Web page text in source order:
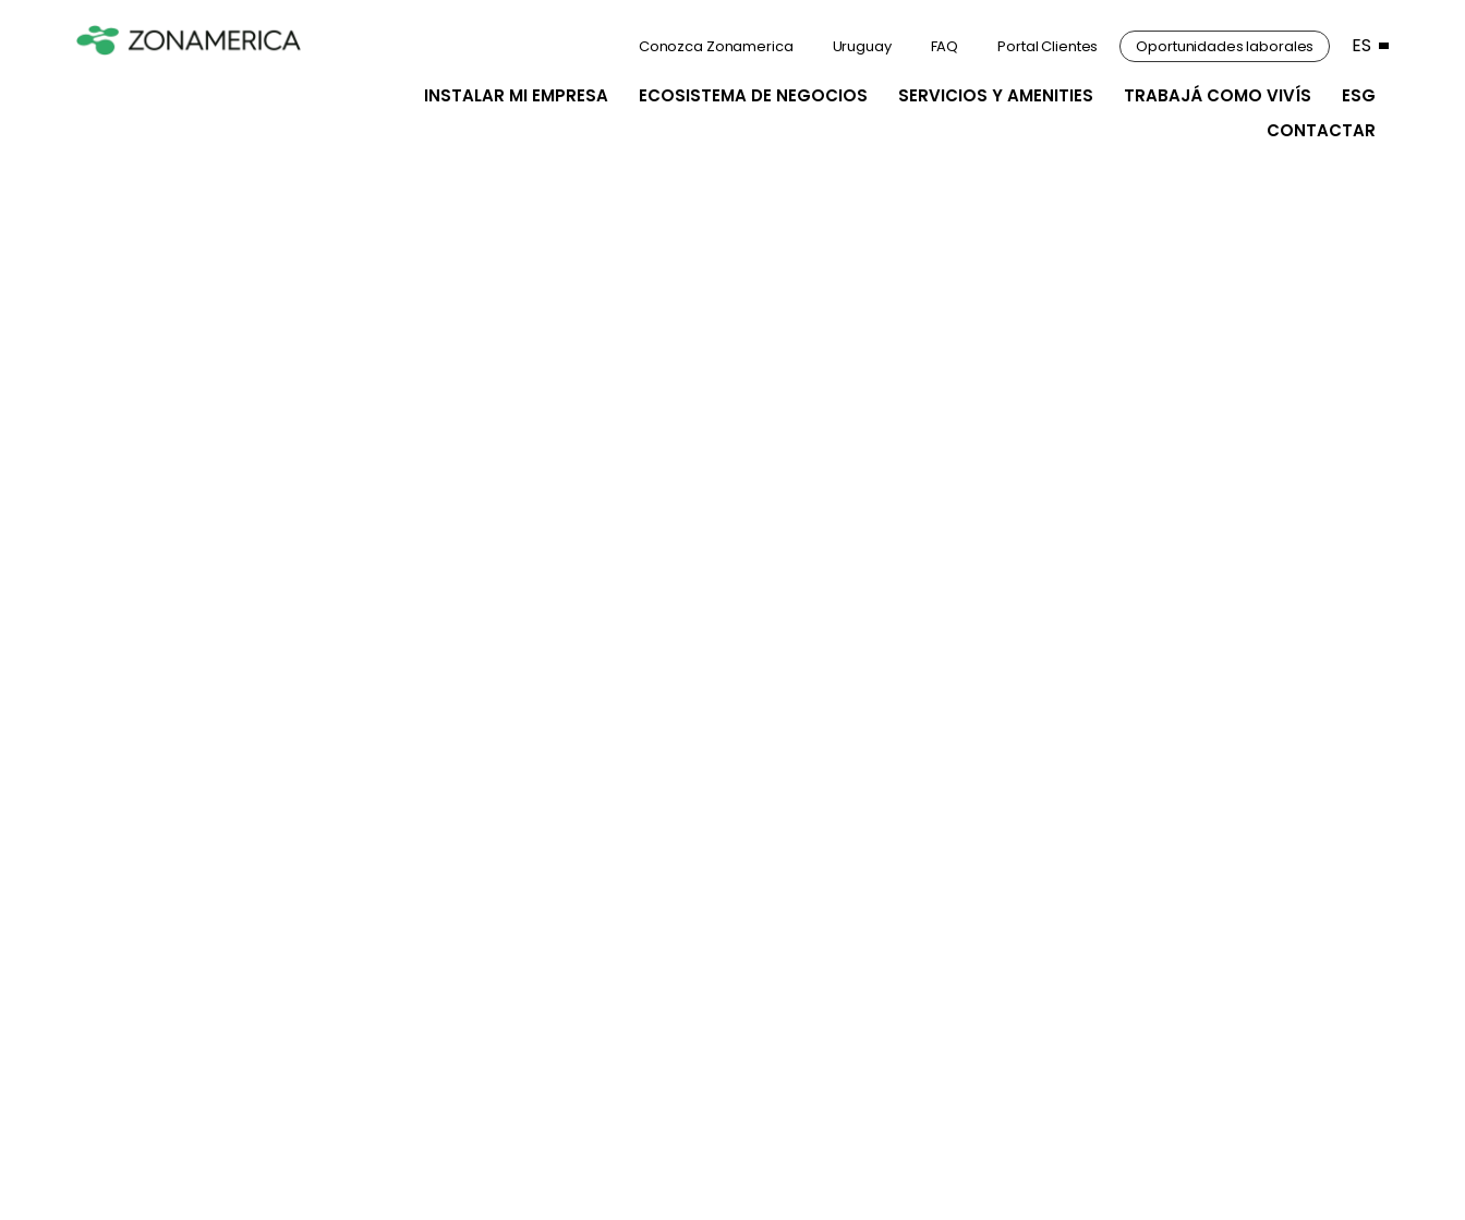
INSTALAR MI EMPRESA ECOSISTEMA DE NEGOCIOS SERVICIOS Y AMENITIES TRABAJÁ COMO VIVÍS
ESG
CONTACTAR
Conozca Zonamerica Uruguay FAQ Portal Clientes Oportunidades laborales ES